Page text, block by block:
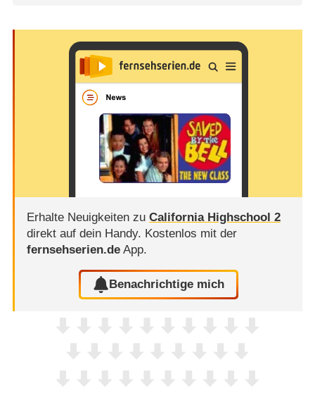
Erhalte Neuigkeiten zu California Highschool 2
direkt auf dein Handy. Kostenlos mit der
fernsehserien.deApp.
Benachrichtige mich